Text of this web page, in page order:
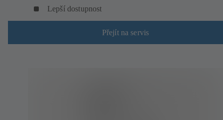
Lepší dostupnost
Přejít na servis